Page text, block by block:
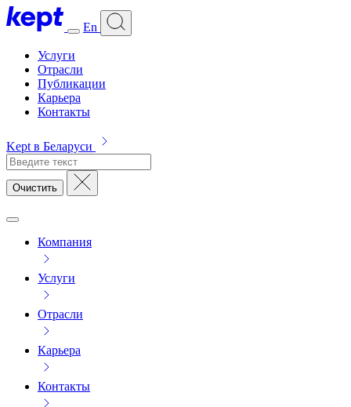
En
Услуги
Отрасли
Публикации
Карьера
Контакты
Kept в Беларуси
Очистить
Компания
Услуги
Отрасли
Карьера
Контакты